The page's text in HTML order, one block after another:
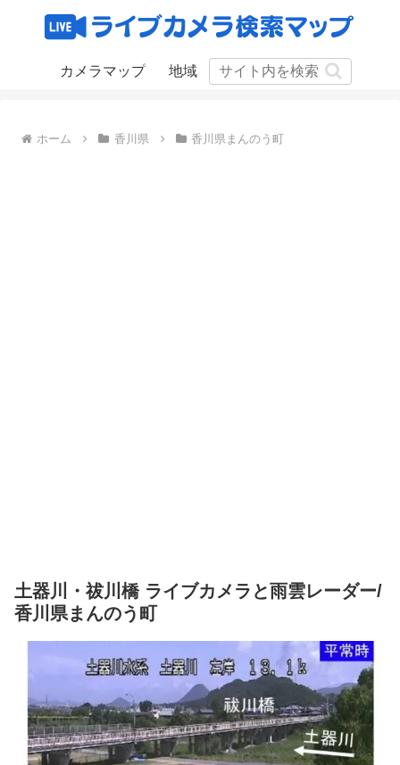
カメラマップ 地域
ホーム 香川県 香川県まんのう町
土器川・祓川橋 ライブカメラと雨雲レーダー/
香川県まんのう町